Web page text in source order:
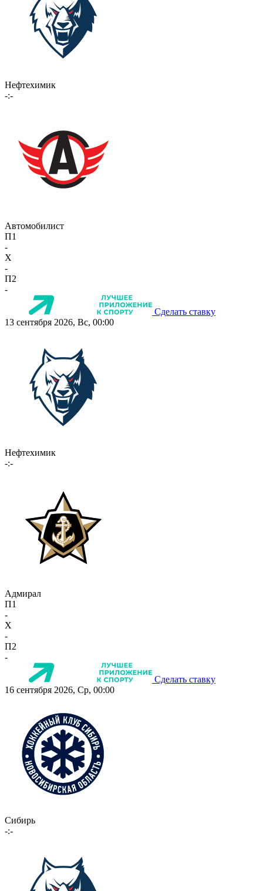
Нефтехимик
-:-
Автомобилист
П1
-
X
-
П2
-
Сделать ставку
13 сентября 2026, Вс, 00:00
Нефтехимик
-:-
Адмирал
П1
-
X
-
П2
-
Сделать ставку
16 сентября 2026, Ср, 00:00
Сибирь
-:-